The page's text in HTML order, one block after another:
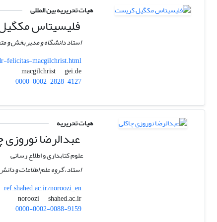
هیات تحریریه بین المللی
فلیسیتاس
استاد دانشگاه و مدیر بخش
felicitas-macgilchrist.html
macgilchrist
gei.de
0000-0002-2828-4127
هیات تحریریه
عبدالرضا نوروزی
علوم کتابداری و اطلاع رسانی
استاد، گروه علم اطلاعات و
ref.shahed.ac.ir/noroozi_en
noroozi
shahed.ac.ir
0000-0002-0088-9159